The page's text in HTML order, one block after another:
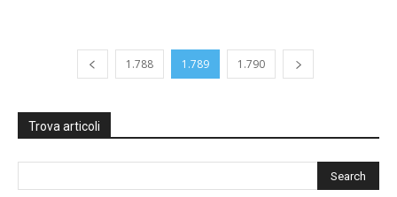
1.788 1.789 1.790
Trova articoli